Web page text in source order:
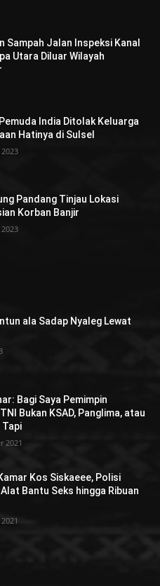
Sampah Jalan Inspeksi Kanal
Utara Diluar Wilayah
India Ditolak Keluarga
Hatinya di Sulsel
Pandang Tinjau Lokasi
Korban Banjir
ala Sadap Nyaleg Lewat
Bagi Saya Pemimpin
Bukan KSAD, Panglima, atau
Tapi
2021
Kos Siskaeee, Polisi
Bantu Seks hingga Ribuan